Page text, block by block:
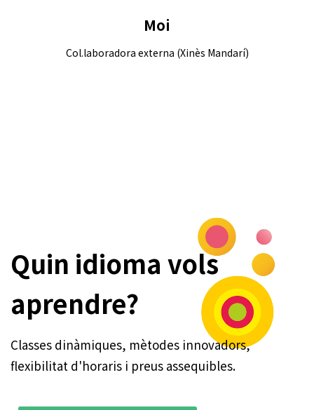
Moi
Col.laboradora externa (Xinès Mandarí)
Quin idioma vols
aprendre?
Classes dinàmiques, mètodes innovadors,
flexibilitat d'horaris i preus assequibles.